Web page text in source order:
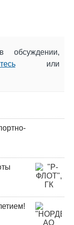
обсуждении,
или